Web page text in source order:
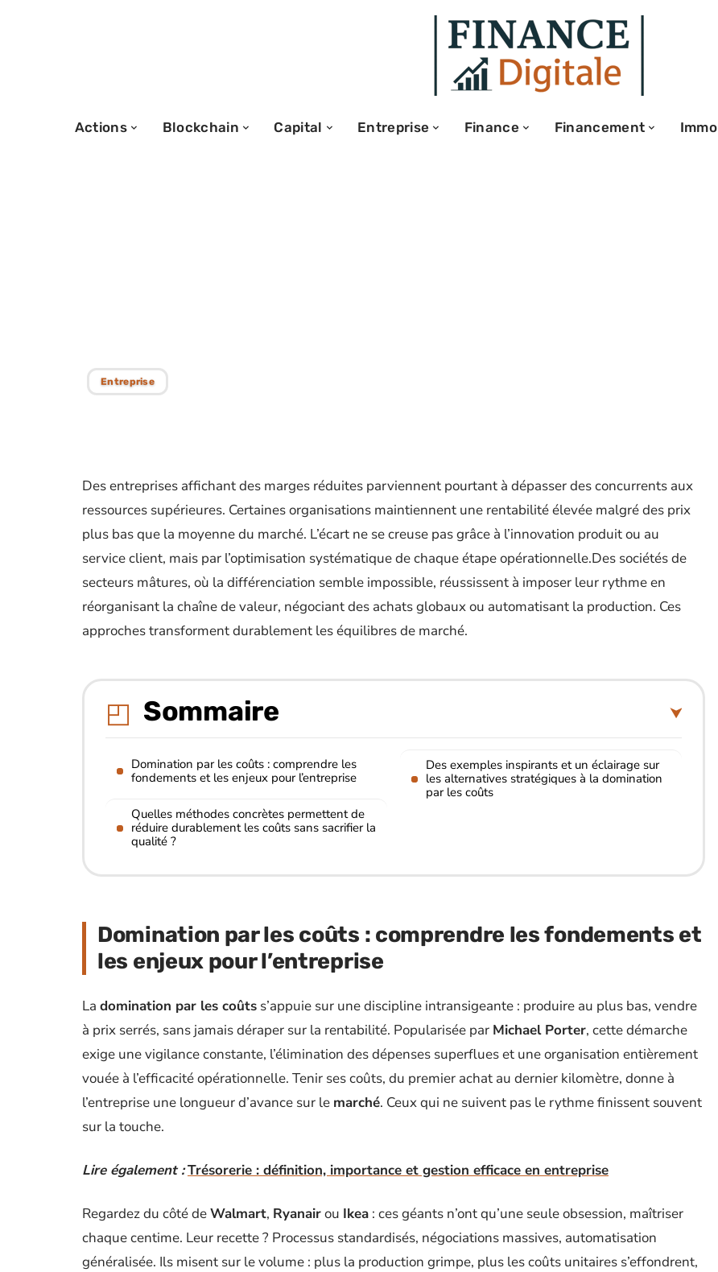
Actions Blockchain Capital Entreprise Finance Financement Immo
Entreprise
Des entreprises affichant des marges réduites parviennent pourtant à dépasser des concurrents aux
ressources supérieures. Certaines organisations maintiennent une rentabilité élevée malgré des prix
plus bas que la moyenne du marché. L’écart ne se creuse pas grâce à l’innovation produit ou au
service client, mais par l’optimisation systématique de chaque étape opérationnelle.Des sociétés de
secteurs mâtures, où la différenciation semble impossible, réussissent à imposer leur rythme en
réorganisant la chaîne de valeur, négociant des achats globaux ou automatisant la production. Ces
approches transforment durablement les équilibres de marché.
Sommaire
Domination par les coûts : comprendre les
fondements et les enjeux pour l’entreprise
Quelles méthodes concrètes permettent de
réduire durablement les coûts sans sacrifier la
qualité ?
Des exemples inspirants et un éclairage sur
les alternatives stratégiques à la domination
par les coûts
Domination par les coûts : comprendre les fondements et
les enjeux pour l’entreprise
La domination par les coûts s’appuie sur une discipline intransigeante : produire au plus bas, vendre
à prix serrés, sans jamais déraper sur la rentabilité. Popularisée par Michael Porter, cette démarche
exige une vigilance constante, l’élimination des dépenses superflues et une organisation entièrement
vouée à l’efficacité opérationnelle. Tenir ses coûts, du premier achat au dernier kilomètre, donne à
l’entreprise une longueur d’avance sur le marché. Ceux qui ne suivent pas le rythme finissent souvent
sur la touche.
Lire également :Trésorerie : définition, importance et gestion efficace en entreprise
Regardez du côté deWalmart, Ryanairou Ikea : ces géants n’ont qu’une seule obsession, maîtriser
chaque centime. Leur recette ? Processus standardisés, négociations massives, automatisation
généralisée. Ils misent sur le volume : plus la production grimpe, plus les coûts unitaires s’effondrent,